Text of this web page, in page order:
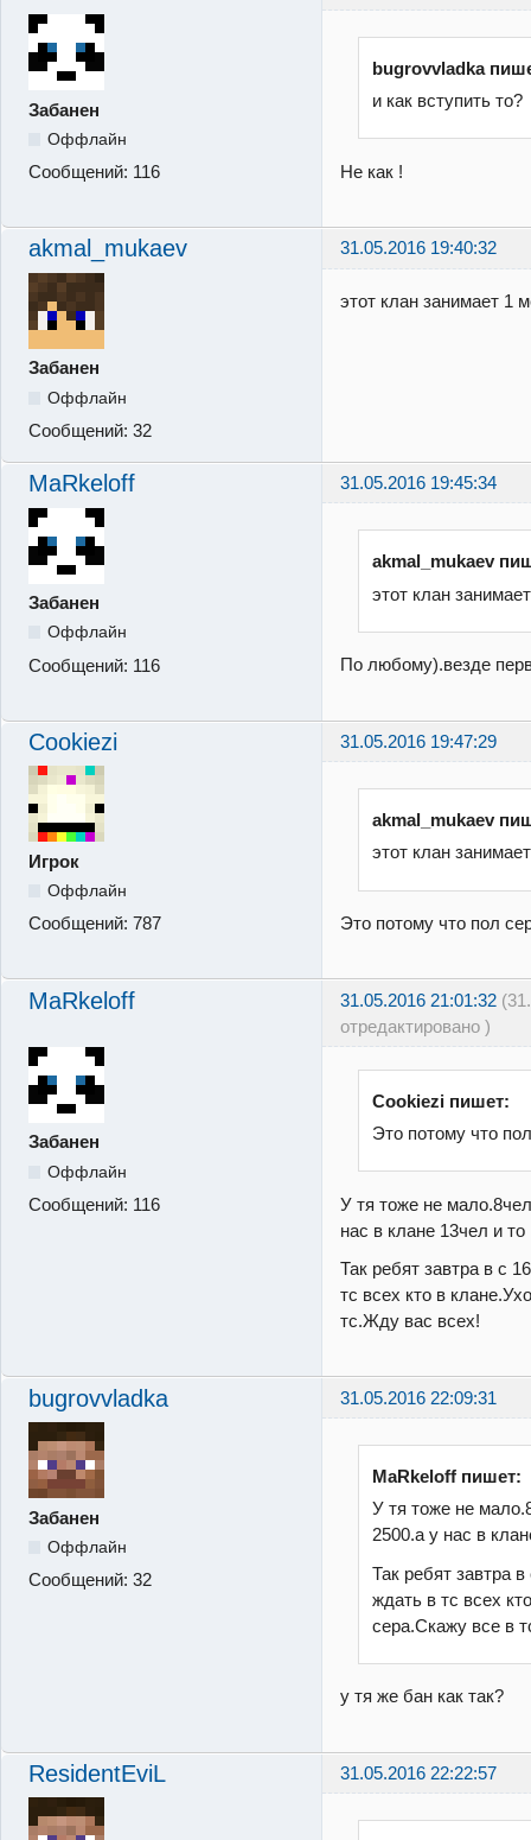
Забанен
Оффлайн
Сообщений: 116
bugrovvladka
и как вступить то?
Не как !
akmal_mukaev 31.05.2016 19:40:32
Забанен
Оффлайн
Сообщений: 32
этот клан занимает 1
MaRkeloff 31.05.2016 19:45:34
Забанен
Оффлайн
Сообщений: 116
akmal_mukaev
этот клан
По любому).везде
Cookiezi 31.05.2016 19:47:29
Игрок
Оффлайн
Сообщений: 787
akmal_mukaev
этот клан
Это потому что пол
MaRkeloff 31.05.2016 21:01:32
отредактировано )
Забанен
Оффлайн
Сообщений: 116
Cookiezi пишет:
Это потому что
У тя тоже не
нас в клане 13чел и
Так ребят завтра в с
тс всех кто в
тс.Жду вас всех!
bugrovvladka 31.05.2016 22:09:31
Забанен
Оффлайн
Сообщений: 32
MaRkeloff пишет:
У тя тоже не
2500.а у нас в
Так ребят завтра
ждать в тс всех
сера.Скажу все в
у тя же бан как так?
ResidentEviL 31.05.2016 22:22:57